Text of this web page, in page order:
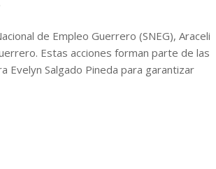
de Empleo Guerrero (SNEG), Araceli
Estas acciones forman parte de las
Evelyn Salgado Pineda para garantizar